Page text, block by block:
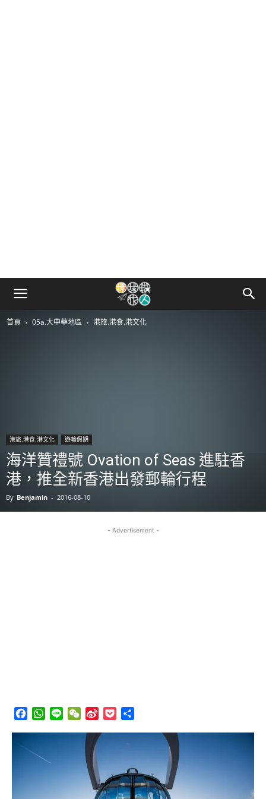
首頁 05a.大中華地區 港旅.港食.港文化
港旅.港食.港文化 遊輪假期
海洋贊禮號 Ovation of Seas 進駐香
港，推全新香港出發郵輪行程
By Benjamin - 2016-08-10
- Advertisement -
Facebook
WhatsApp
Line WeChat
Sina
Pocket